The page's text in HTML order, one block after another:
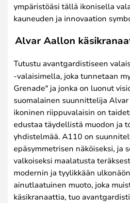
ympäristöäsi tällä ikonisella
kauneuden ja innovaation
Alvar Aallon
Tutustu avantgardistiseen
-valaisimella, joka tunnetaan
Grenade" ja jonka on luonut
suomalainen suunnittelija Alvar
ikoninen riippuvalaisin on
edustaa täydellistä muodon ja
yhdistelmää. A110 on
epäsymmetrisen näköiseksi, ja
valkoiseksi maalatusta
modernin ja tyylikkään
ainutlaatuinen muoto, joka
käsikranaattia, tuo